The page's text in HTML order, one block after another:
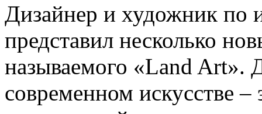
Дизайнер и художник по
представил несколько
называемого «Land Art».
современном искусстве